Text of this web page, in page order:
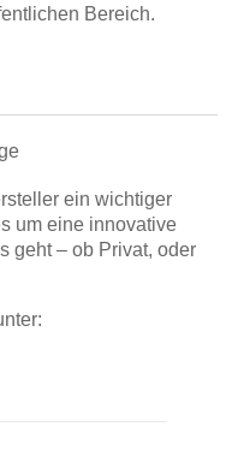
Bereich.
ein wichtiger
um eine innovative
geht – ob Privat, oder